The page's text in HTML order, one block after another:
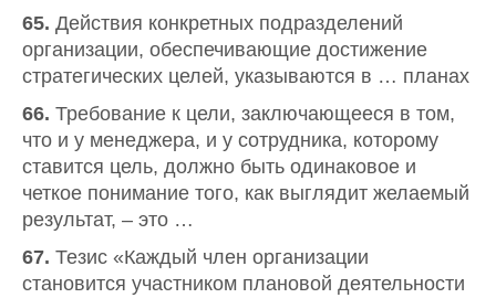
65. Действия конкретных подразделений
организации, обеспечивающие достижение
стратегических целей, указываются в … планах
66. Требование к цели, заключающееся в том,
что и у менеджера, и у сотрудника, которому
ставится цель, должно быть одинаковое и
четкое понимание того, как выглядит желаемый
результат, – это …
67. Тезис «Каждый член организации
становится участником плановой деятельности